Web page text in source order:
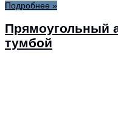
Подробнее »
Прямоугольный
тумбой